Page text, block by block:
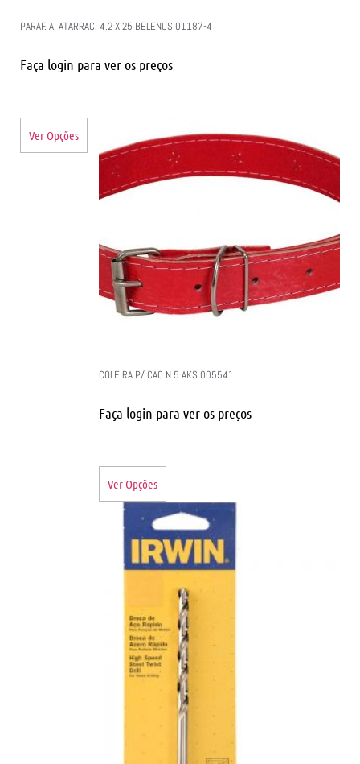
PARAF. A. ATARRAC. 4.2 X 25 BELENUS 01187-4
Faça login para ver os preços
Ver Opções
COLEIRA P/ CAO N.5 AKS 005541
Faça login para ver os preços
Ver Opções